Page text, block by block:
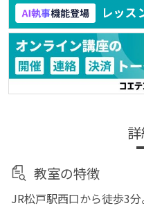
教室の特徴
JR松戸駅西口から徒歩3分